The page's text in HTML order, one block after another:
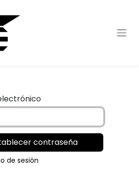
contraseña
de sesión